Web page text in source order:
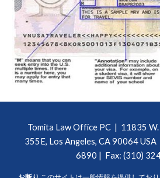
Tomita Law Office PC | 11835 W.
355E, Los Angeles, CA 90064 USA
6890 | Fax: (310)